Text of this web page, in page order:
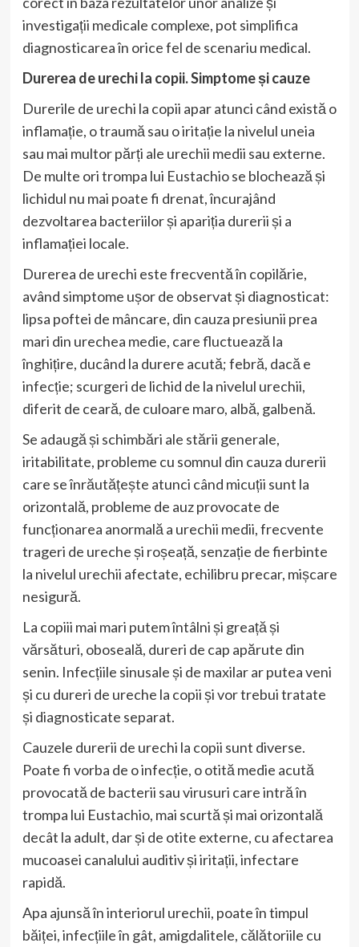
investigații medicale complexe, pot simplifica
diagnosticarea în orice fel de scenariu medical.
Durerea de urechi la copii. Simptome și cauze
Durerile de urechi la copii apar atunci când există o
inflamație, o traumă sau o iritație la nivelul uneia
sau mai multor părți ale urechii medii sau externe.
De multe ori trompa lui Eustachio se blochează și
lichidul nu mai poate fi drenat, încurajând
dezvoltarea bacteriilor și apariția durerii și a
inflamației locale.
Durerea de urechi este frecventă în copilărie,
având simptome ușor de observat și diagnosticat:
lipsa poftei de mâncare, din cauza presiunii prea
mari din urechea medie, care fluctuează la
înghițire, ducând la durere acută; febră, dacă e
infecție; scurgeri de lichid de la nivelul urechii,
diferit de ceară, de culoare maro, albă, galbenă.
Se adaugă și schimbări ale stării generale,
iritabilitate, probleme cu somnul din cauza durerii
care se înrăutățește atunci când micuții sunt la
orizontală, probleme de auz provocate de
funcționarea anormală a urechii medii, frecvente
trageri de ureche și roșeață, senzație de fierbinte
la nivelul urechii afectate, echilibru precar, mișcare
nesigură.
La copiii mai mari putem întâlni și greață și
vărsături, oboseală, dureri de cap apărute din
senin. Infecțiile sinusale și de maxilar ar putea veni
și cu dureri de ureche la copii și vor trebui tratate
și diagnosticate separat.
Cauzele durerii de urechi la copii sunt diverse.
Poate fi vorba de o infecție, o otită medie acută
provocată de bacterii sau virusuri care intră în
trompa lui Eustachio, mai scurtă și mai orizontală
decât la adult, dar și de otite externe, cu afectarea
mucoasei canalului auditiv și iritații, infectare
rapidă.
Apa ajunsă în interiorul urechii, poate în timpul
băiței, infecțiile în gât, amigdalitele, călătoriile cu